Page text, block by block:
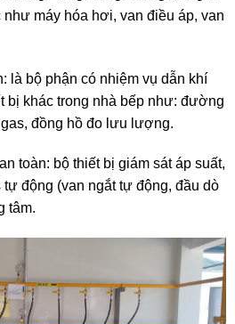
máy hóa hơi, van điều áp, van
là bộ phận có nhiệm vụ dẫn khí
bị khác trong nhà bếp như: đường
đồng hồ đo lưu lượng.
toàn: bộ thiết bị giám sát áp suất,
tự động (van ngắt tự động, đầu dò
tâm.